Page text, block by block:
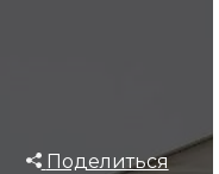
Поделиться